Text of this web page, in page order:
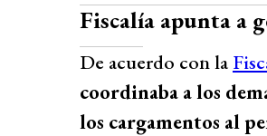
Fiscalía apunta a
De acuerdo con la
coordinaba a los
los cargamentos al